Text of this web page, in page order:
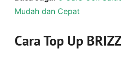
Mudah dan Cepat
Cara Top Up